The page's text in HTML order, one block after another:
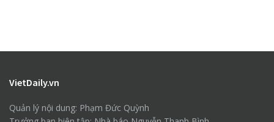
VietDaily.vn
Quản lý nội dung: Phạm Đức Quỳnh